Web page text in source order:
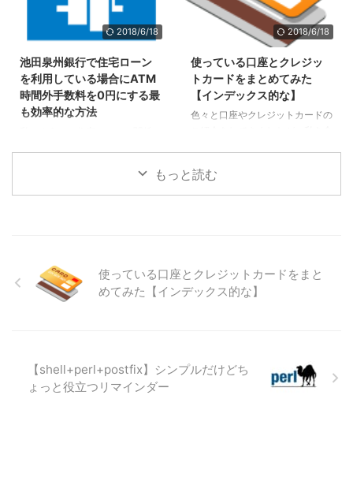
な端末が出現しました。 1台持ち
でも安く、なおかつ携帯（キャリ
ア）メールアドレスも残して運用
したい方は必見です。 Zenfone3
Zenfone3は、2016年7月12日に
台湾で発売され、日本での発売も
まだかまだかと心待ちにし続け、
10月7日にやっとのことで発売と
また、nanacoチャージに対する
ポイント付与が2016年9月16日を
もってなくなります。 参
考:http://recruit-
card.jp/info/20160304/info01/
リクルートカードプラスを使用中
の方はともかく、未使用の方が改
めて検討する場合には、他のクレ
2018/6/18
池田泉州銀行で住宅ローン
を利用している場合にATM
時間外手数料を0円にする最
も効率的な方法
ませんが、私が考える、ATM時
間外手数料を0円にする最も効率
2018/6/18
使っている口座とクレジッ
トカードをまとめてみた
【インデックス的な】
色々と口座やクレジットカードの
れません。インデックス的なもの
として、私が使っている各種口
もっと読む
使っている口座とクレジットカードをまと
めてみた【インデックス的な】
【shell+perl+postfix】シンプルだけどち
ょっと役立つリマインダー